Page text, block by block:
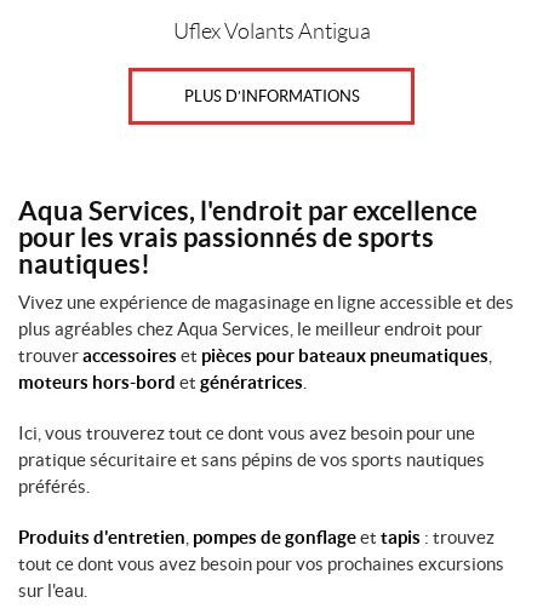
Uflex Volants Antigua
PLUS D’INFORMATIONS
Aqua Services, l'endroit par excellence
pour les vrais passionnés de sports
nautiques!
Vivez une expérience de magasinage en ligne accessible et des
plus agréables chez Aqua Services, le meilleur endroit pour
trouveraccessoires et pièces pour bateaux pneumatiques
moteurs hors-bord et génératrices
Ici, vous trouverez tout ce dont vous avez besoin pour une
pratique sécuritaire et sans pépins de vos sports nautiques
préférés.
Produits d'entretien pompes de gonflageet tapis : trouvez
tout ce dont vous avez besoin pour vos prochaines excursions
sur l'eau.